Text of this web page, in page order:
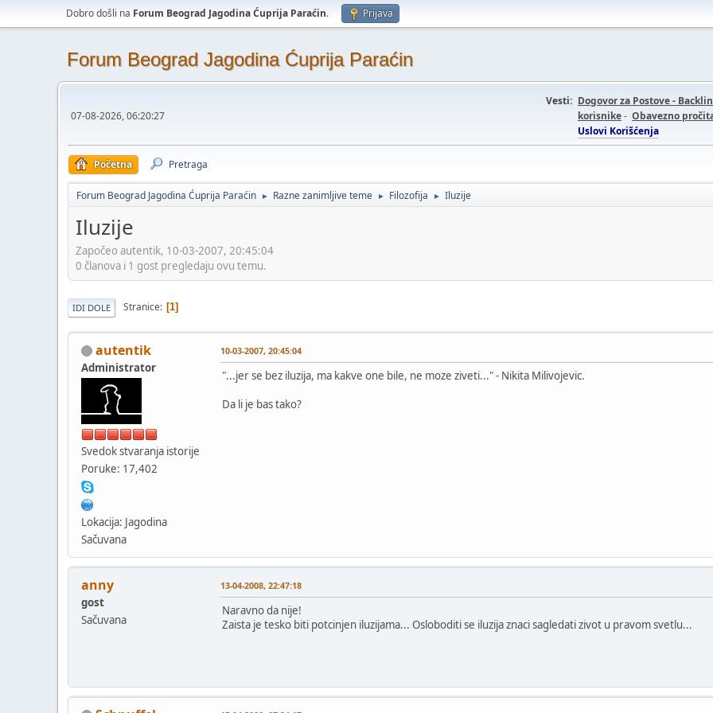
Dobro došli na Forum Beograd Jagodina Ćuprija Paraćin. Prijava
Forum Beograd Jagodina Ćuprija Paraćin
07-08-2026, 06:20:27
Vesti: Dogovor za Postove -
korisnike- Obavezno
Uslovi Korišćenja
Početna Pretraga
Forum Beograd Jagodina Ćuprija Paraćin ► Razne zanimljive teme ► Filozofija ► Iluzije
Iluzije
Započeo autentik, 10-03-2007, 20:45:04
0 članova i 1 gost pregledaju ovu temu.
IDI DOLE Stranice 1
autentik
Administrator
Svedok stvaranja istorije
Poruke: 17,402
Lokacija: Jagodina
Sačuvana
10-03-2007, 20:45:04
"...jer se bez iluzija, ma kakve one bile, ne moze ziveti..." - Nikita Milivojevic.
Da li je bas tako?
anny
gost
Sačuvana
13-04-2008, 22:47:18
Naravno da nije!
Zaista je tesko biti potcinjen iluzijama... Osloboditi se iluzija znaci sagledati zivot u pravom svetlu...